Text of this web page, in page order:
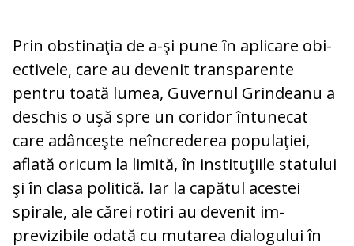
Prin obstinaţia de a-şi pune în aplicare obi­
ectivele, care au devenit transparente
pentru toată lumea, Guvernul Grindeanu a
deschis o uşă spre un coridor întunecat
care adânceşte neîncrederea populaţiei,
afla­tă oricum la limită, în instituţiile sta­tu­lui
şi în clasa politică. Iar la capătul aces­tei
spirale, ale cărei rotiri au devenit im­
previzibile odată cu mutarea dialogului în